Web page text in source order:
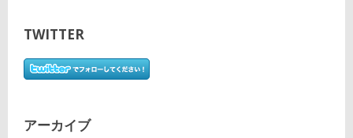
TWITTER
アーカイブ